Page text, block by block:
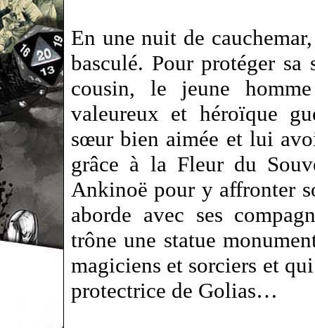
En une nuit de
basculé. Pour protéger
cousin, le jeune
valeureux et héroïque
sœur bien aimée et lui
grâce à la Fleur du
Ankinoë pour y affronter
aborde avec ses
trône une statue
magiciens et sorciers et
protectrice de Golias…